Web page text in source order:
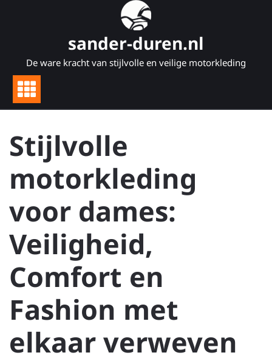
sander-duren.nl
De ware kracht van stijlvolle en veilige motorkleding
Stijlvolle
motorkleding
voor dames:
Veiligheid,
Comfort en
Fashion met
elkaar verweven